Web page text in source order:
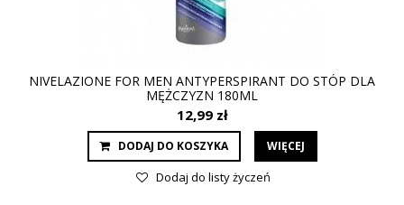
NIVELAZIONE FOR MEN ANTYPERSPIRANT DO STÓP DLA
MĘŻCZYZN 180ML
12,99 zł
DODAJ DO KOSZYKA WIĘCEJ
Dodaj do listy życzeń